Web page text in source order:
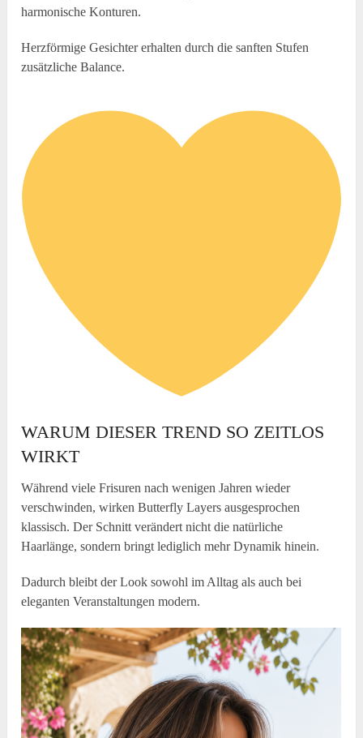
harmonische Konturen.
Herzförmige Gesichter erhalten durch die sanften Stufen
zusätzliche Balance.
WARUM DIESER TREND SO ZEITLOS
WIRKT
Während viele Frisuren nach wenigen Jahren wieder
verschwinden, wirken Butterfly Layers ausgesprochen
klassisch. Der Schnitt verändert nicht die natürliche
Haarlänge, sondern bringt lediglich mehr Dynamik hinein.
Dadurch bleibt der Look sowohl im Alltag als auch bei
eleganten Veranstaltungen modern.